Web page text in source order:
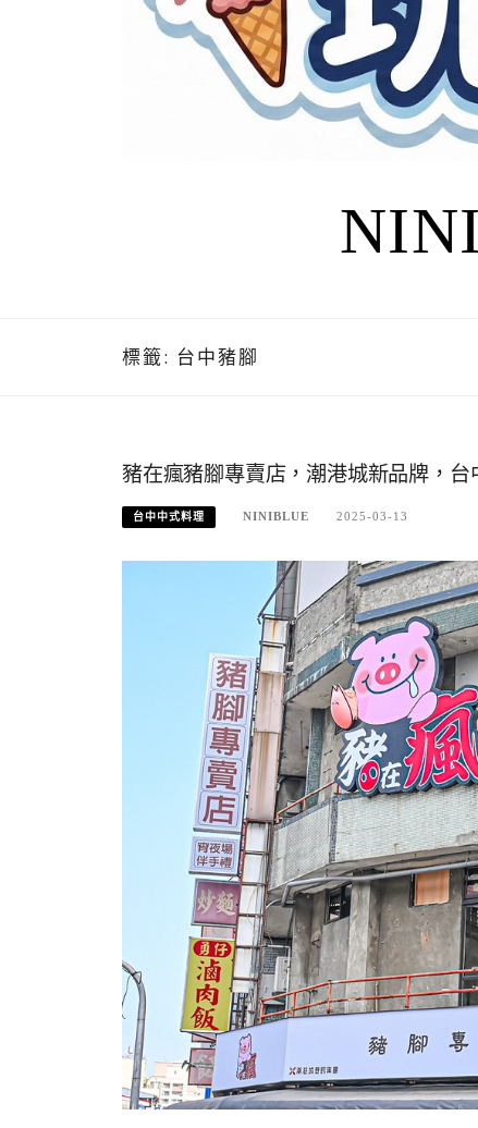
標籤: 台中豬腳
豬在瘋豬腳專賣店，潮港城新品牌，
台中中式料理 NINIBLUE 2025-03-13